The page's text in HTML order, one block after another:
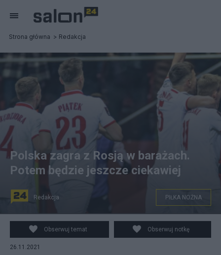
Strona główna Redakcja
Łączy Nas Piłka / Twitter
Polska zagra z Rosją w barażach.
Potem będzie jeszcze ciekawiej
Redakcja PIŁKA NOŻNA
Obserwuj temat Obserwuj notkę
26.11.2021